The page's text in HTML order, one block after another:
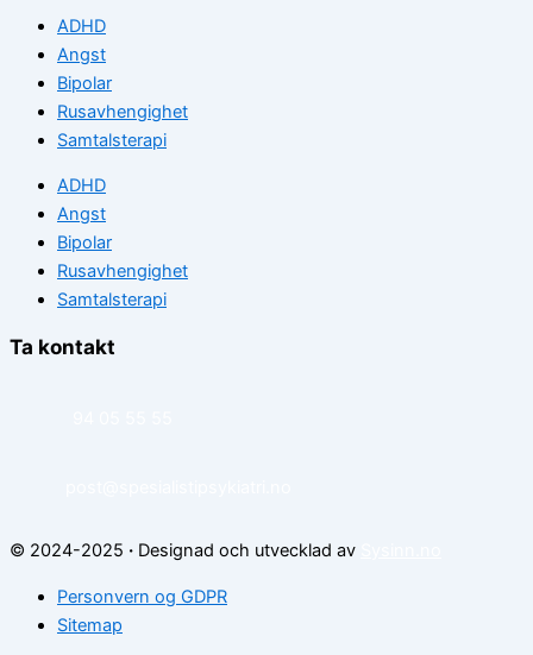
ADHD
Angst
Bipolar
Rusavhengighet
Samtalsterapi
ADHD
Angst
Bipolar
Rusavhengighet
Samtalsterapi
Ta kontakt
© 2024-2025 · Designad och utvecklad av
Personvern og GDPR
Sitemap